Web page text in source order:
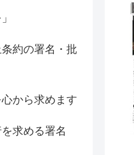
約の署名・批
から求めます
求める署名